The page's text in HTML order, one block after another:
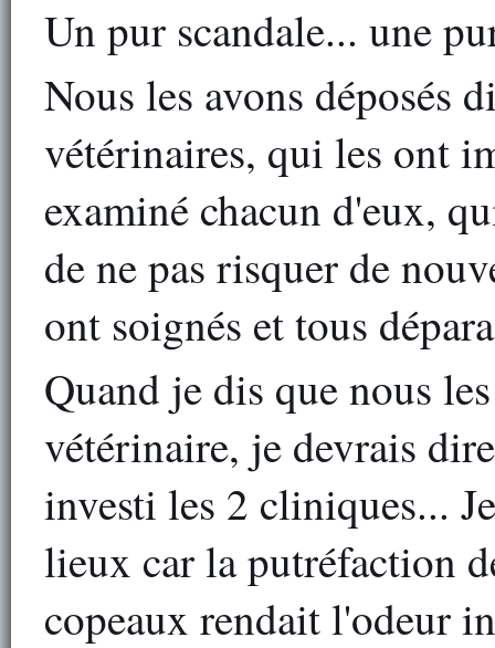
Un pur scandale... une
Nous les avons déposés
vétérinaires, qui les ont
examiné chacun d'eux,
de ne pas risquer de
ont soignés et tous
Quand je dis que nous
vétérinaire, je devrais
investi les 2 cliniques...
lieux car la putréfaction
copeaux rendait l'odeur